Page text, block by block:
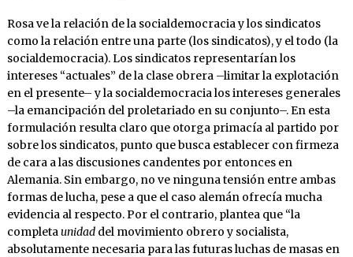
Rosa ve la relación de la socialdemocracia y los sindicatos
como la relación entre una parte (los sindicatos), y el todo (la
socialdemocracia). Los sindicatos representarían los
intereses “actuales” de la clase obrera –limitar la explotación
en el presente– y la socialdemocracia los intereses generales
–la emancipación del proletariado en su conjunto–. En esta
formulación resulta claro que otorga primacía al partido por
sobre los sindicatos, punto que busca establecer con firmeza
de cara a las discusiones candentes por entonces en
Alemania. Sin embargo, no ve ninguna tensión entre ambas
formas de lucha, pese a que el caso alemán ofrecía mucha
evidencia al respecto. Por el contrario, plantea que “la
completaunidaddel movimiento obrero y socialista,
absolutamente necesaria para las futuras luchas de masas en